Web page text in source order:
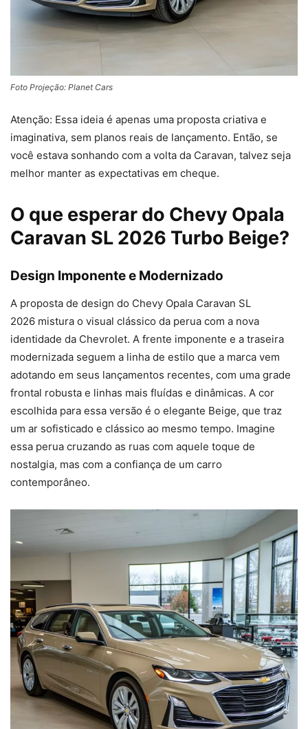
Foto Projeção: Planet Cars
Atenção: Essa ideia é apenas uma proposta criativa e
imaginativa, sem planos reais de lançamento. Então, se
você estava sonhando com a volta da Caravan, talvez seja
melhor manter as expectativas em cheque.
O que esperar do Chevy Opala
Caravan SL 2026 Turbo Beige?
Design Imponente e Modernizado
A proposta de design do Chevy Opala Caravan SL
2026 mistura o visual clássico da perua com a nova
identidade da Chevrolet. A frente imponente e a traseira
modernizada seguem a linha de estilo que a marca vem
adotando em seus lançamentos recentes, com uma grade
frontal robusta e linhas mais fluídas e dinâmicas. A cor
escolhida para essa versão é o elegante Beige, que traz
um ar sofisticado e clássico ao mesmo tempo. Imagine
essa perua cruzando as ruas com aquele toque de
nostalgia, mas com a confiança de um carro
contemporâneo.